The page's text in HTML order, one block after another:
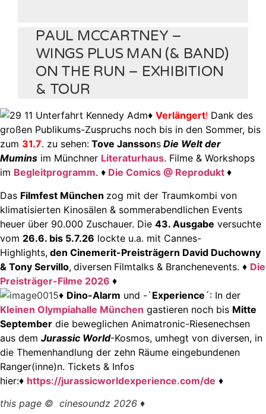
PAUL MCCARTNEY –
WINGS PLUS MAN (& BAND)
ON THE RUN – EXHIBITION
& TOUR
♦ Verlängert! Dank des
großen Publikums-Zuspruchs noch bis in den Sommer, bis
zum 31.7. zu sehen: Tove Janssons Die Welt der
Mumins im Münchner Literaturhaus. Filme & Workshops
im Begleitprogramm. ♦ Die Comics @ Reprodukt ♦
Das Filmfest München zog mit der Traumkombi von
klimatisierten Kinosälen & sommerabendlichen Events
heuer über 90.000 Zuschauer. Die 43. Ausgabe versuchte
vom 26.6. bis 5.7.26 lockte u.a. mit Cannes-
Highlights, den Cinemerit-Preisträgern David Duchowny
& Tony Servillo, diversen Filmtalks & Branchenevents. ♦ Die
Preisträger-Filme 2026 ♦
♦ Dino-Alarm und -`Experience ´: In der
Kleinen Olympiahalle München gastieren noch bis Mitte
September die beweglichen Animatronic-Riesenechsen
aus dem Jurassic World-Kosmos, umhegt von diversen, in
die Themenhandlung der zehn Räume eingebundenen
Ranger(inne)n. Tickets & Infos
hier:♦ https://jurassicworldexperience.com/de ♦
this page © cinesoundz 2026 ♦